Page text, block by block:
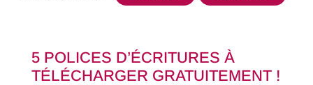
5 POLICES D’ÉCRITURES À
TÉLÉCHARGER GRATUITEMENT !